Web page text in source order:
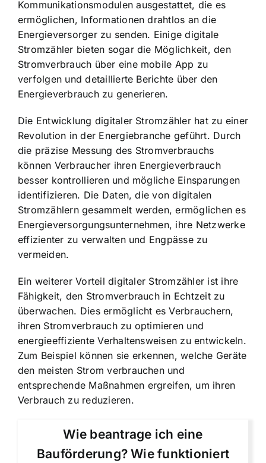
Kommunikationsmodulen ausgestattet, die es
ermöglichen, Informationen drahtlos an die
Energieversorger zu senden. Einige digitale
Stromzähler bieten sogar die Möglichkeit, den
Stromverbrauch über eine mobile App zu
verfolgen und detaillierte Berichte über den
Energieverbrauch zu generieren.
Die Entwicklung digitaler Stromzähler hat zu einer
Revolution in der Energiebranche geführt. Durch
die präzise Messung des Stromverbrauchs
können Verbraucher ihren Energieverbrauch
besser kontrollieren und mögliche Einsparungen
identifizieren. Die Daten, die von digitalen
Stromzählern gesammelt werden, ermöglichen es
Energieversorgungsunternehmen, ihre Netzwerke
effizienter zu verwalten und Engpässe zu
vermeiden.
Ein weiterer Vorteil digitaler Stromzähler ist ihre
Fähigkeit, den Stromverbrauch in Echtzeit zu
überwachen. Dies ermöglicht es Verbrauchern,
ihren Stromverbrauch zu optimieren und
energieeffiziente Verhaltensweisen zu entwickeln.
Zum Beispiel können sie erkennen, welche Geräte
den meisten Strom verbrauchen und
entsprechende Maßnahmen ergreifen, um ihren
Verbrauch zu reduzieren.
Wie beantrage ich eine
Bauförderung? Wie funktioniert